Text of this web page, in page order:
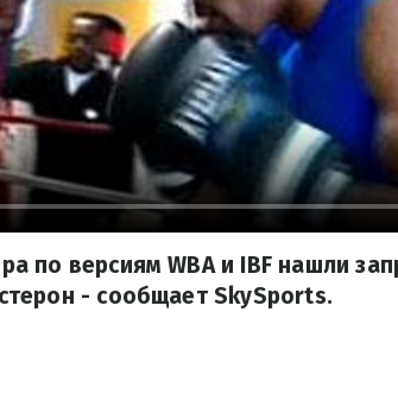
по версиям WBA и IBF нашли
- сообщает SkySports.